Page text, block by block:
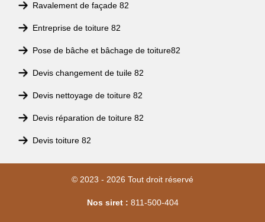
Ravalement de façade 82
Entreprise de toiture 82
Pose de bâche et bâchage de toiture82
Devis changement de tuile 82
Devis nettoyage de toiture 82
Devis réparation de toiture 82
Devis toiture 82
© 2023 - 2026 Tout droit réservé
Nos siret : 811-500-404